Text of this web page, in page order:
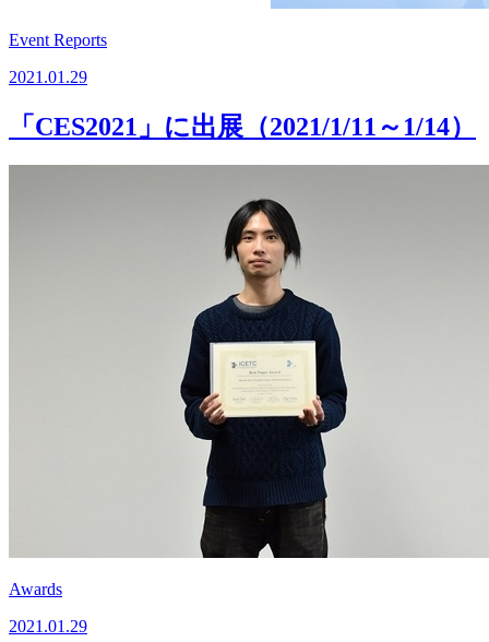
Event Reports
2021.01.29
「CES2021」に出展（2021/1/11～1/14）
Awards
2021.01.29